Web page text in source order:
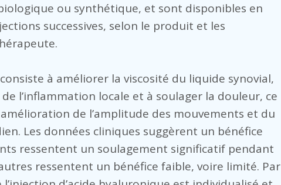
ou synthétique, et sont disponibles en
successives, selon le produit et les
à améliorer la viscosité du liquide synovial,
l’inflammation locale et à soulager la douleur, ce
de l’amplitude des mouvements et du
Les données cliniques suggèrent un bénéfice
ressentent un soulagement significatif pendant
ressentent un bénéfice faible, voire limité. Par